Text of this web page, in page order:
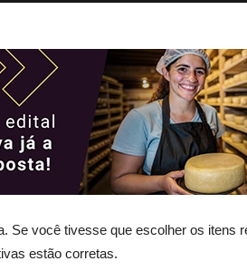
Se você tivesse que escolher os itens
estão corretas.